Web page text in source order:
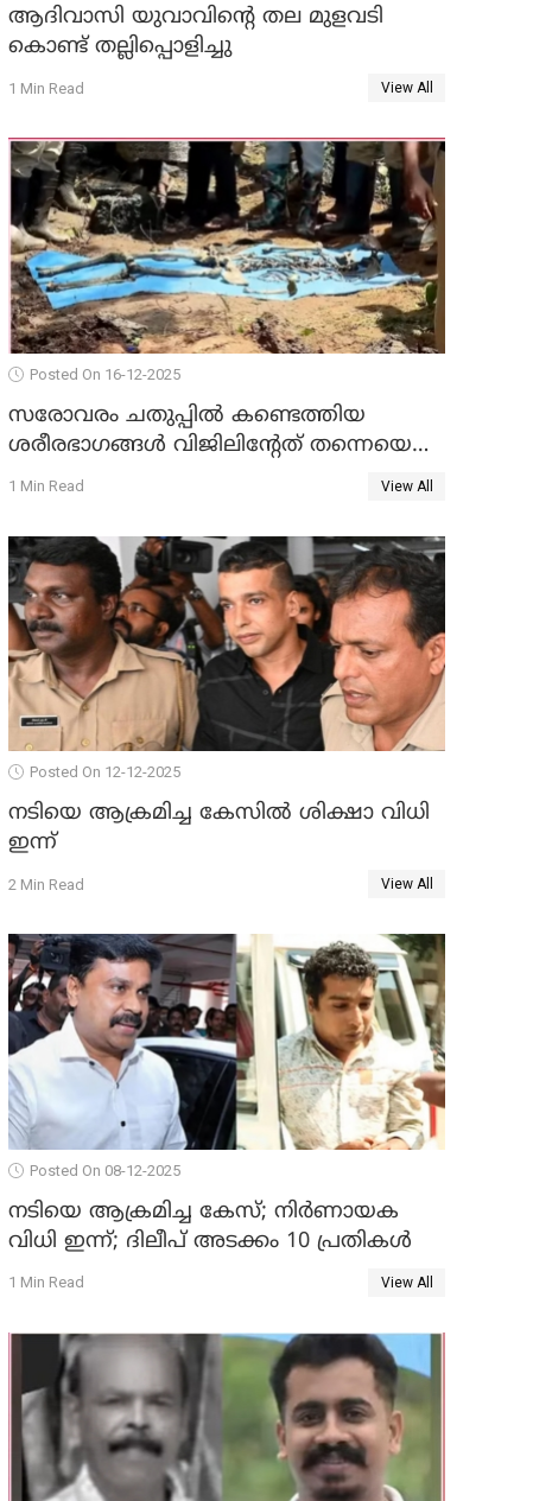
ആദിവാസി യുവാവിന്റെ തല മുളവടി
കൊണ്ട് തല്ലിപ്പൊളിച്ചു
1 Min Read View All
Posted On 16-12-2025
സരോവരം ചതുപ്പിൽ കണ്ടെത്തിയ
ശരീരഭാഗങ്ങൾ വിജിലിൻ്റേത് തന്നെയെന്ന്
ഡി.എൻ.എ പരിശോധനയിൽ
1 Min Read View All
Posted On 12-12-2025
നടിയെ ആക്രമിച്ച കേസിൽ ശിക്ഷാ വിധി
ഇന്ന്
2 Min Read View All
Posted On 08-12-2025
നടിയെ ആക്രമിച്ച കേസ്; നിർണായക
വിധി ഇന്ന്; ദിലീപ് അടക്കം 10 പ്രതികൾ
1 Min Read View All